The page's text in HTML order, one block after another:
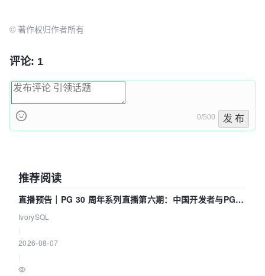
© 著作权归作者所有
评论: 1
0/500 发 布
推荐阅读
直播预告｜PG 30 周年系列直播第六期：中国开发者与PG内
核——我们改得动吗？我们贡献了什么？
IvorySQL
2026-08-07